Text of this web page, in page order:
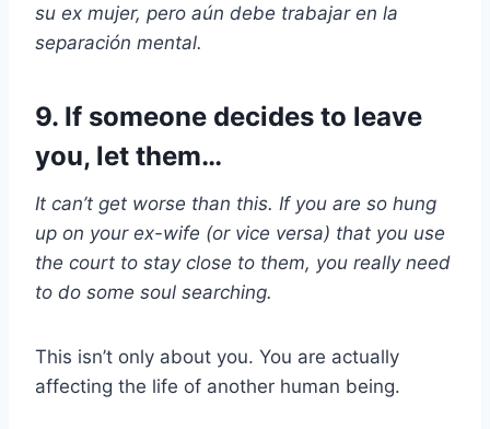
su ex mujer, pero aún debe trabajar en la
separación mental.
9. If someone decides to leave
you, let them…
It can’t get worse than this. If you are so hung
up on your ex-wife (or vice versa) that you use
the court to stay close to them, you really need
to do some soul searching.
This isn’t only about you. You are actually
affecting the life of another human being.